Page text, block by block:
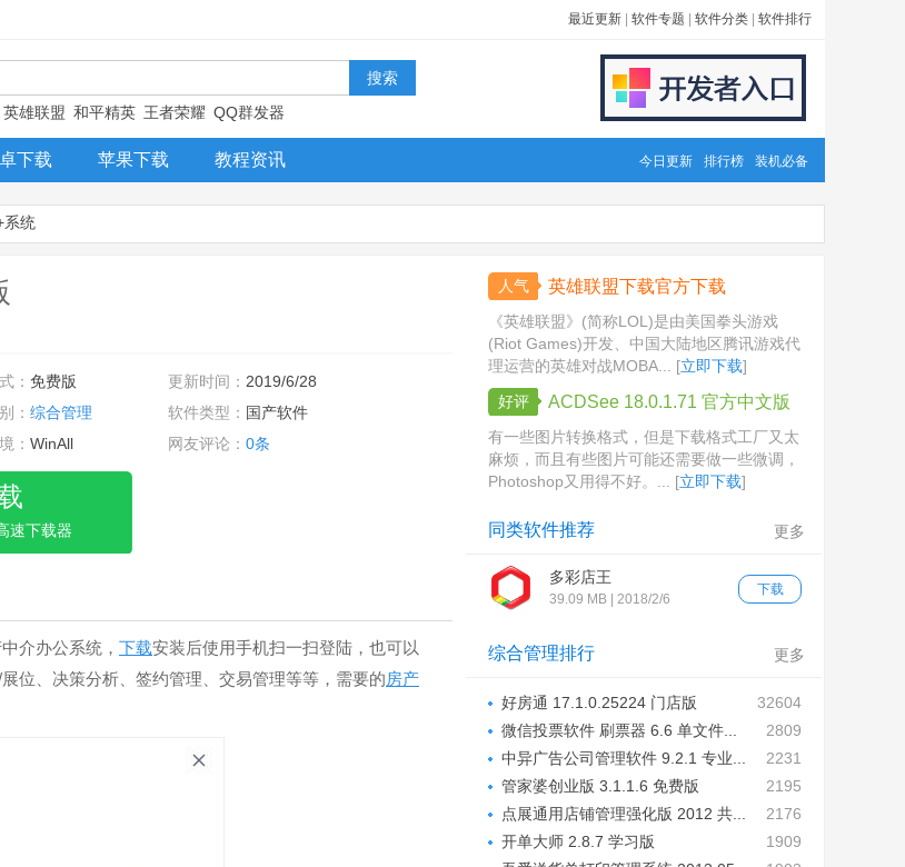
最近更新 软件专题 软件分类 软件排行
英雄联盟 和平精英 王者荣耀 QQ群发器
下载 苹果下载 教程资讯 今日更新 排行榜 装机必备
系统
： 免费版 更新时间： 2019/6/28
： 综合管理 软件类型： 国产软件
： WinAll 网友评论：0条
速下载器
介办公系统， 下载安装后使用手机扫一扫登陆，也可以
位、决策分析、签约管理、交易管理等等，需要的房产
人气 英雄联盟下载官方下载
《英雄联盟》(简称LOL)是由美国拳头游戏
(Riot Games)开发、中国大陆地区腾讯游戏代
理运营的英雄对战MOBA... [立即下载]
好评
ACDSee 18.0.1.71 官方中文版
有一些图片转换格式，但是下载格式工厂又太
麻烦，而且有些图片可能还需要做一些微调，
Photoshop又用得不好。... [立即下载]
更多
同类软件推荐
下载
多彩店王
39.09 MB | 2018/2/6
更多
综合管理排行
32604
好房通 17.1.0.25224 门店版
2809
微信投票软件 刷票器 6.6 单文件...
2231
中异广告公司管理软件 9.2.1 专业...
2195
管家婆创业版 3.1.1.6 免费版
2176
点展通用店铺管理强化版 2012 共...
1909
开单大师 2.8.7 学习版